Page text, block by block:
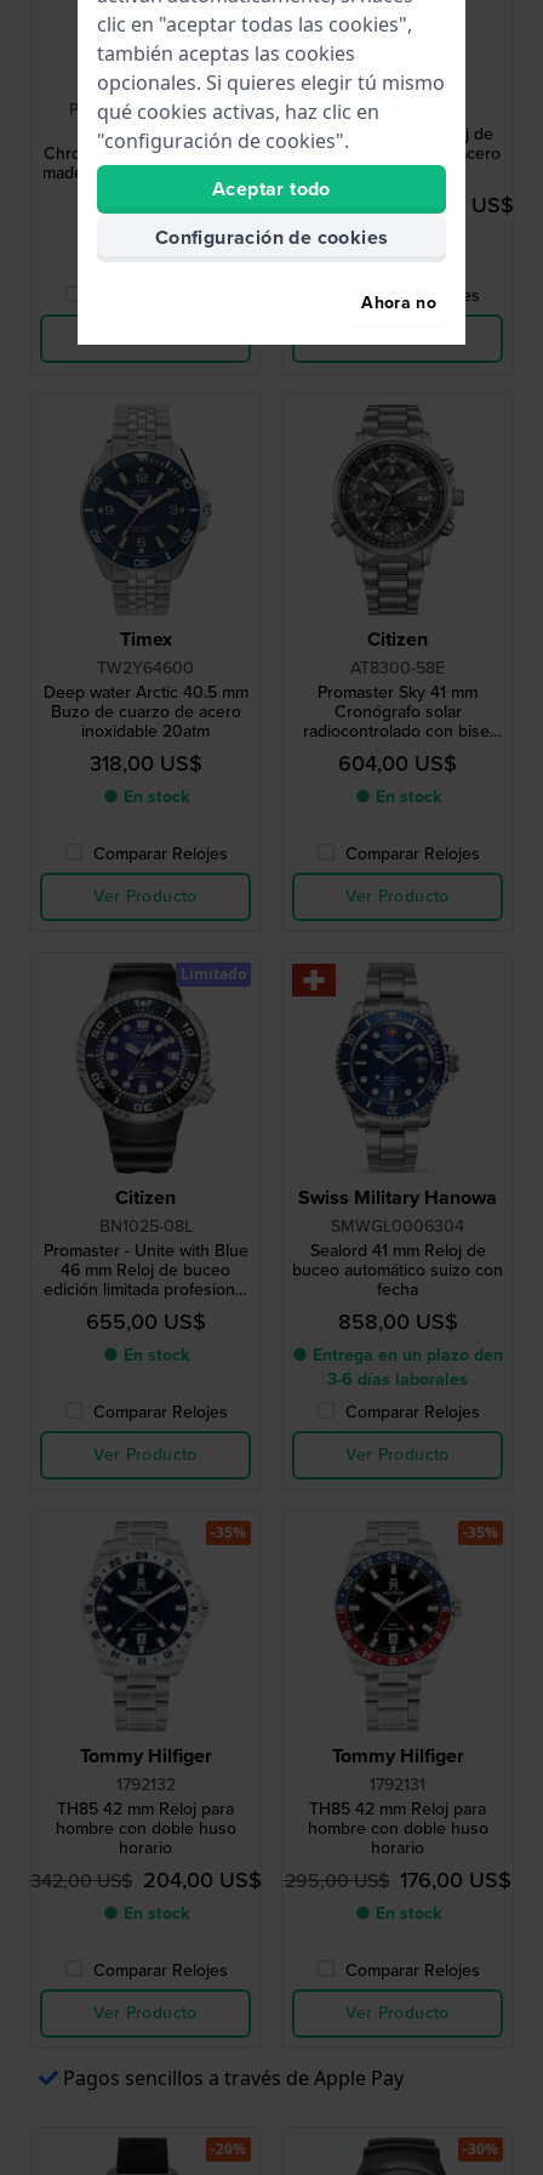
Maurice Lacroix
PT1038-SSL22-330-1
Pontos S Solar
Chronograph 42 mm Swiss
made solar powered quartz
1.734,00 US$
● En stock
Ver Producto
Orient
RA-AC0Q16N30B
Mako 40 40 mm Reloj de
buceo automático de acero
con fecha
435,00 US$
● En stock
Comparar Relojes
Ver Producto
Timex
TW2Y64600
Deep water Arctic 40.5 mm
Buzo de cuarzo de acero
inoxidable 20atm
318,00 US$
● En stock
Comparar Relojes
Ver Producto
Citizen
AT8300-58E
Promaster Sky 41 mm
Cronógrafo solar
radiocontrolado con bisel
interno de aviación
604,00 US$
● En stock
Comparar Relojes
Ver Producto
Citizen
BN1025-08L
Promaster - Unite with Blue
46 mm Reloj de buceo
edición limitada profesional
de 30 atm alimentado por
energía solar con
prolongador de correa
655,00 US$
● En stock
Comparar Relojes
Ver Producto
Limitado
Swiss Military Hanowa
SMWGL0006304
Sealord 41 mm Reloj de
buceo automático suizo con
fecha
858,00 US$
● Entrega en un plazo den
3-6 días laborales
Comparar Relojes
Ver Producto
Tommy Hilfiger
1792132
TH85 42 mm Reloj para
hombre con doble huso
horario
342,00 US$ 204,00 US$
● En stock
Comparar Relojes
Ver Producto
-35%
Tommy Hilfiger
1792131
TH85 42 mm Reloj para
hombre con doble huso
horario
295,00 US$ 176,00 US$
● En stock
Comparar Relojes
Ver Producto
-35%
Pagos sencillos a través de Apple Pay
-20% -30%
clic en "aceptar todas las cookies",
también aceptas las cookies
opcionales. Si quieres elegir tú mismo
qué cookies activas, haz clic en
"configuración de cookies".
Aceptar todo
Configuración de cookies
Ahora no